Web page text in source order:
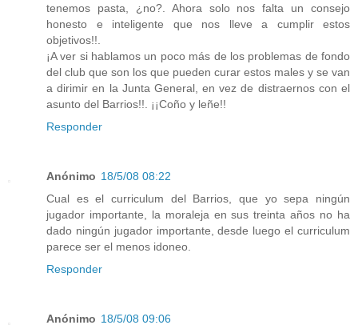
tenemos pasta, ¿no?. Ahora solo nos falta un consejo
honesto e inteligente que nos lleve a cumplir estos
objetivos!!.
¡A ver si hablamos un poco más de los problemas de fondo
del club que son los que pueden curar estos males y se van
a dirimir en la Junta General, en vez de distraernos con el
asunto del Barrios!!. ¡¡Coño y leñe!!
Responder
Anónimo 18/5/08 08:22
Cual es el curriculum del Barrios, que yo sepa ningún
jugador importante, la moraleja en sus treinta años no ha
dado ningún jugador importante, desde luego el curriculum
parece ser el menos idoneo.
Responder
Anónimo 18/5/08 09:06